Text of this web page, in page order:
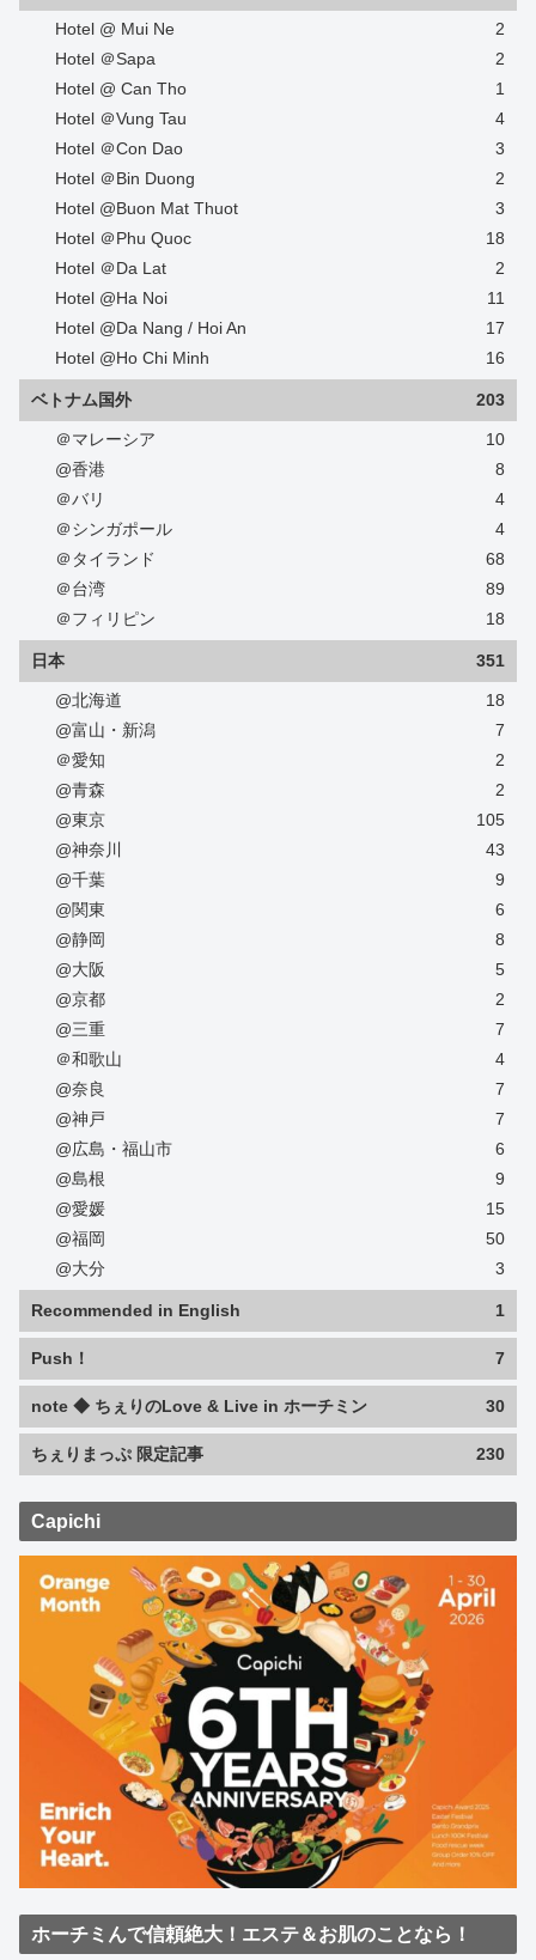
Hotel @ Mui Ne
2
Hotel ＠Sapa
2
Hotel @ Can Tho
1
Hotel ＠Vung Tau
4
Hotel ＠Con Dao
3
Hotel ＠Bin Duong
2
Hotel @Buon Mat Thuot
3
Hotel ＠Phu Quoc
18
Hotel ＠Da Lat
2
Hotel @Ha Noi
11
Hotel @Da Nang / Hoi An
17
Hotel @Ho Chi Minh
16
ベトナム国外 203
＠マレーシア
10
@香港
8
＠バリ
4
＠シンガポール
4
＠タイランド
68
＠台湾
89
＠フィリピン
18
日本 351
@北海道
18
@富山・新潟
7
＠愛知
2
@青森
2
@東京
105
@神奈川
43
@千葉
9
@関東
6
@静岡
8
@大阪
5
@京都
2
@三重
7
＠和歌山
4
@奈良
7
@神戸
7
@広島・福山市
6
@島根
9
@愛媛
15
@福岡
50
@大分
3
Recommended in English 1
Push！ 7
note ◆ ちぇりのLove & Live in ホーチミン 30
ちぇりまっぷ 限定記事 230
Capichi
ホーチミんで信頼絶大！エステ＆お肌のことなら！